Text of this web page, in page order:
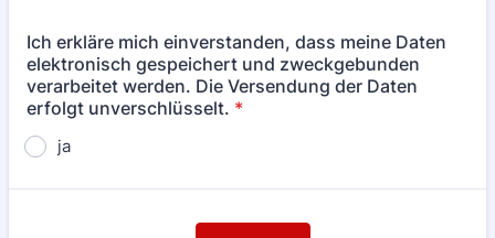
Ich erkläre mich einverstanden, dass meine Daten
elektronisch gespeichert und zweckgebunden
verarbeitet werden. Die Versendung der Daten
erfolgt unverschlüsselt. *
ja